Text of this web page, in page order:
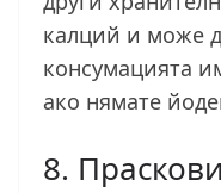
калций и може
консумацията
ако нямате
8.